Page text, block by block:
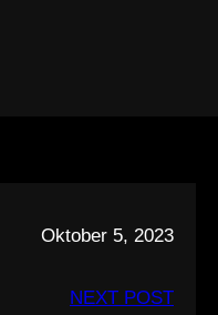
Oktober 5, 2023
NEXT POST